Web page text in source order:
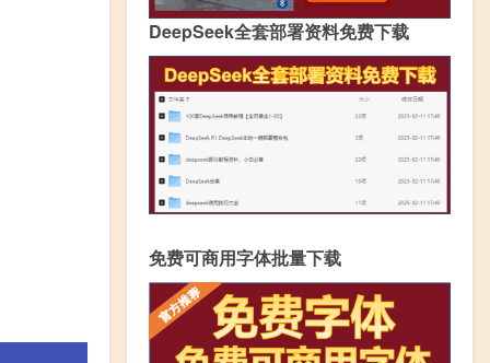
DeepSeek全套部署资料免费下载
免费可商用字体批量下载